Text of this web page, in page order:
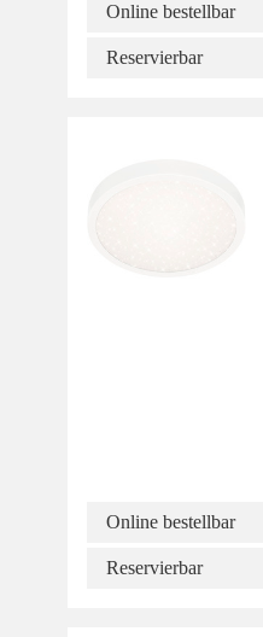
Online bestellbar
Reservierbar
Online bestellbar
Reservierbar